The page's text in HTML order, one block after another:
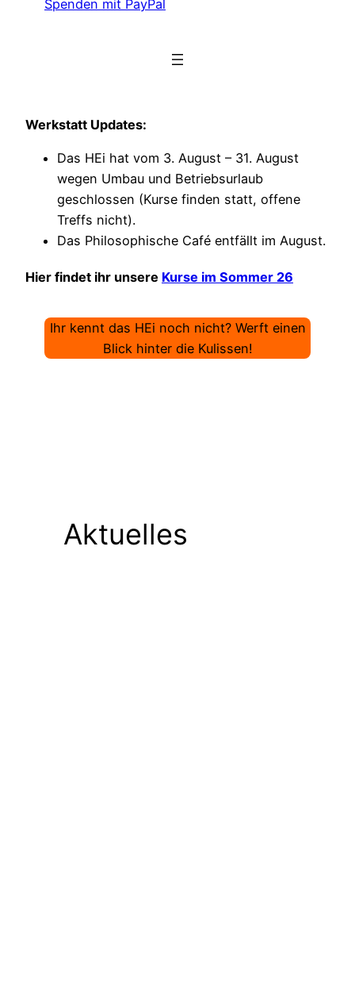
Spenden mit PayPal
Werkstatt Updates:
Das HEi hat vom 3. August – 31. August
wegen Umbau und Betriebsurlaub
geschlossen (Kurse finden statt, offene
Treffs nicht).
Das Philosophische Café entfällt im August.
Hier findet ihr unsere Kurse im Sommer 26
Ihr kennt das HEi noch nicht? Werft einen
Blick hinter die Kulissen!
Aktuelles